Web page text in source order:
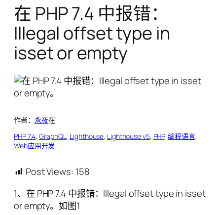
在 PHP 7.4 中报错：
Illegal offset type in
isset or empty
作者： 永夜在
PHP 7.4, GraphQL, Lighthouse, Lighthouse v5, PHP, 编程语言
Web应用开发
Post Views: 158
1、在 PHP 7.4 中报错：Illegal offset type in isset
or empty。如图1